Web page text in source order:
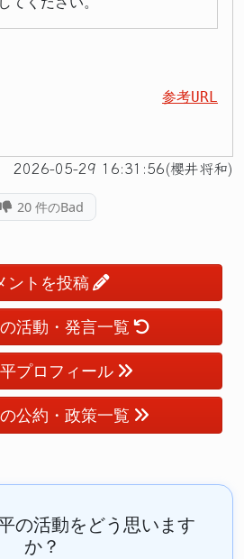
参考URL
2026-05-29 16:31:56(櫻井将和)
20 件のBad
ントを投稿
活動・発言一覧
プロフィール
公約・政策一覧
の活動をどう思います
か？